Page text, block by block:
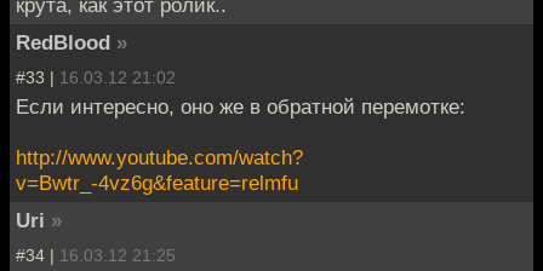
крута, как этот ролик..
RedBlood »
#33 | 16.03.12 21:02
Если интересно, оно же в обратной перемотке:
http://www.youtube.com/watch?
v=Bwtr_-4vz6g&feature=relmfu
Uri »
#34 | 16.03.12 21:25